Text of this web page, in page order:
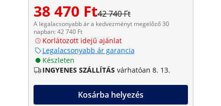
38 470 Ft42 740 Ft
A legalacsonyabb ár a kedvezményt megelőző 30
napban: 42 740 Ft
Korlátozott idejű ajánlat
Legalacsonyabb ár garancia
Készleten
INGYENES SZÁLLÍTÁS várhatóan 8. 13.
Kosárba helyezés